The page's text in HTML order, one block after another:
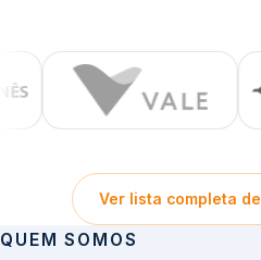
Ver lista completa
QUEM SOMOS